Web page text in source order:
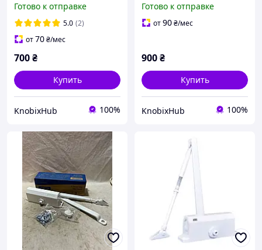
Готово к отправке
5.0 (2)
от70₴/мес
700₴
Купить
KnobixHub 100%
Готово к отправке
от90₴/мес
900₴
Купить
KnobixHub 100%